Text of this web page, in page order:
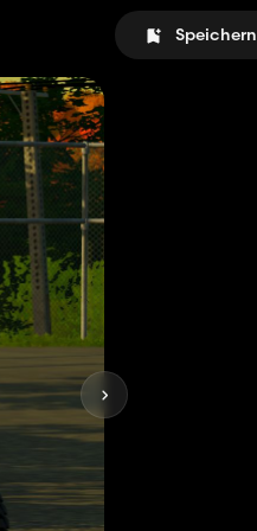
Speichern